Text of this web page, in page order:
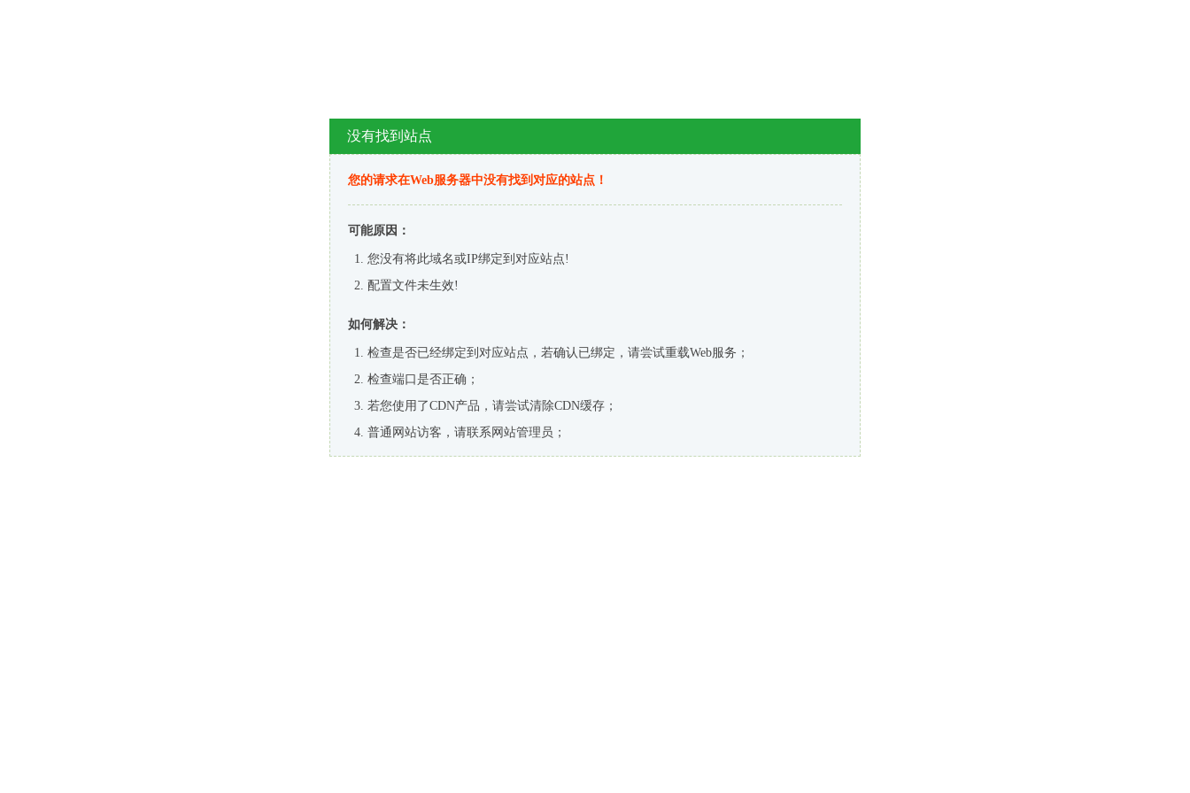
没有找到站点
您的请求在Web服务器中没有找到对应的站点！
可能原因：
您没有将此域名或IP绑定到对应站点!
配置文件未生效!
如何解决：
检查是否已经绑定到对应站点，若确认已绑定，请尝试重载Web服务；
检查端口是否正确；
若您使用了CDN产品，请尝试清除CDN缓存；
普通网站访客，请联系网站管理员；